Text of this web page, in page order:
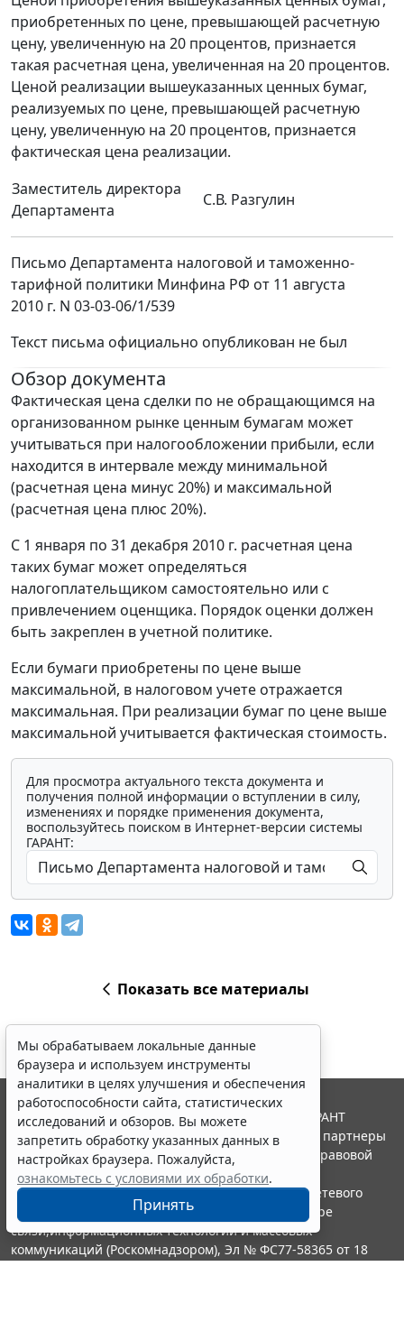
приобретенных по цене, превышающей расчетную
цену, увеличенную на 20 процентов, признается
такая расчетная цена, увеличенная на 20 процентов.
Ценой реализации вышеуказанных ценных бумаг,
реализуемых по цене, превышающей расчетную
цену, увеличенную на 20 процентов, признается
фактическая цена реализации.
Заместитель директора
Департамента
С.В. Разгулин
Письмо Департамента налоговой и таможенно-
тарифной политики Минфина РФ от 11 августа
2010 г. N 03-03-06/1/539
Текст письма официально опубликован не был
Обзор документа
Фактическая цена сделки по не обращающимся на
организованном рынке ценным бумагам может
учитываться при налогообложении прибыли, если
находится в интервале между минимальной
(расчетная цена минус 20%) и максимальной
(расчетная цена плюс 20%).
С 1 января по 31 декабря 2010 г. расчетная цена
таких бумаг может определяться
налогоплательщиком самостоятельно или с
привлечением оценщика. Порядок оценки должен
быть закреплен в учетной политике.
Если бумаги приобретены по цене выше
максимальной, в налоговом учете отражается
максимальная. При реализации бумаг по цене выше
максимальной учитывается фактическая стоимость.
Для просмотра актуального текста документа и
получения полной информации о вступлении в силу,
изменениях и порядке применения документа,
воспользуйтесь поиском в Интернет-версии системы
ГАРАНТ:
Показать все материалы
Мы обрабатываем локальные данные
браузера и используем инструменты
аналитики в целях улучшения и обеспечения
работоспособности сайта, статистических
исследований и обзоров. Вы можете
запретить обработку указанных данных в
настройках браузера. Пожалуйста,
ознакомьтесь с условиями их обработки.
Принять
© ООО "НПП "ГАРАНТ-СЕРВИС", 2026. Система ГАРАНТ
выпускается с 1990 года. Компания "Гарант" и ее партнеры
являются участниками Российской ассоциации правовой
информации ГАРАНТ.
Портал ГАРАНТ.РУ зарегистрирован в качестве сетевого
издания Федеральной службой по надзору в сфере
связи,информационных технологий и массовых
коммуникаций (Роскомнадзором), Эл № ФС77-58365 от 18